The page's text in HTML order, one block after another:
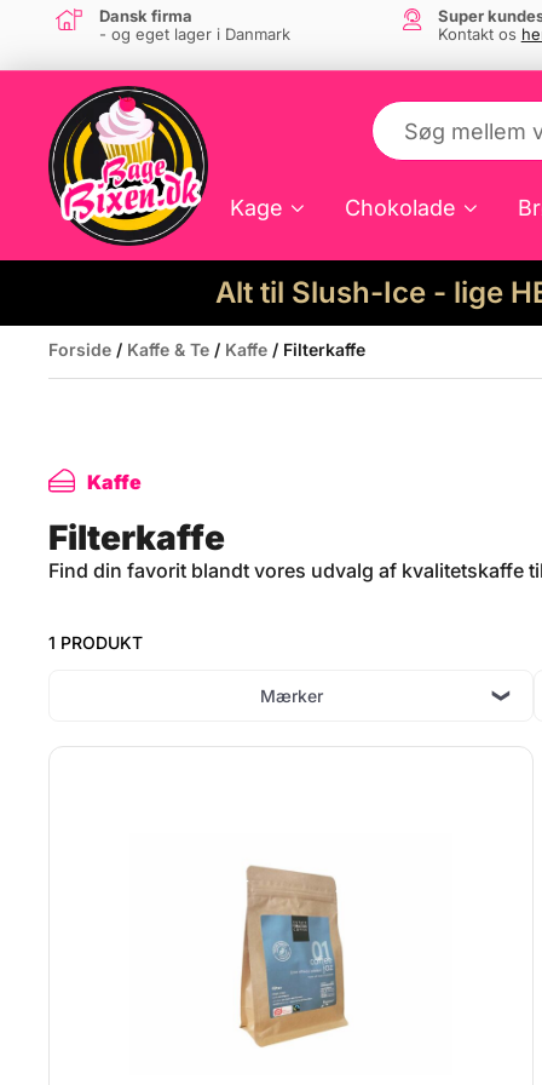
Dansk firma
- og eget lager i Danmark
Super
Kontakt os
Kage Chokolade
Alt til Slush-Ice - lige
Forside / Kaffe & Te / Kaffe / Filterkaffe
Kaffe
Filterkaffe
Find din favorit blandt vores udvalg af kvalitetskaffe
1 PRODUKT
Mærker